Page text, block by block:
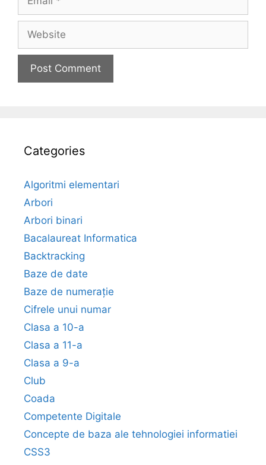
Website
Categories
Algoritmi elementari
Arbori
Arbori binari
Bacalaureat Informatica
Backtracking
Baze de date
Baze de numerație
Cifrele unui numar
Clasa a 10-a
Clasa a 11-a
Clasa a 9-a
Club
Coada
Competente Digitale
Concepte de baza ale tehnologiei informatiei
CSS3